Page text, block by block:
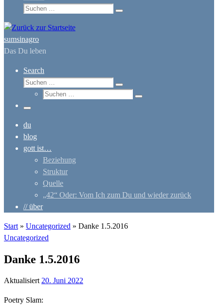
Suche
Suchen …
sumsinagro
Das Du leben
Search
Suche
Suchen …
Suche
Suchen …
Menü
du
blog
gott ist…
Beziehung
Struktur
Quelle
„42“ Oder: Vom Ich zum Du und wieder zurück
// über
Start » Uncategorized » Danke 1.5.2016
Uncategorized
Danke 1.5.2016
Aktualisiert 20. Juni 2022
Poetry Slam: